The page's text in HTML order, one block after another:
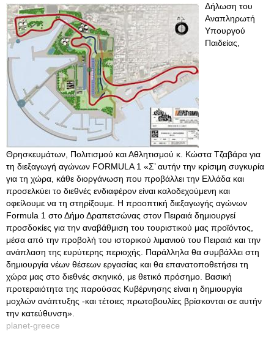
Δήλωση του
Αναπληρωτή
Υπουργού
Παιδείας,
Θρησκευμάτων, Πολιτισμού και Αθλητισμού κ. Κώστα Τζαβάρα για
τη διεξαγωγή αγώνων FORMULA 1 «Σ’ αυτήν την κρίσιμη συγκυρία
για τη χώρα, κάθε διοργάνωση που προβάλλει την Ελλάδα και
προσελκύει το διεθνές ενδιαφέρον είναι καλοδεχούμενη και
οφείλουμε να τη στηρίξουμε. Η προοπτική διεξαγωγής αγώνων
Formula 1 στο Δήμο Δραπετσώνας στον Πειραιά δημιουργεί
προσδοκίες για την αναβάθμιση του τουριστικού μας προϊόντος,
μέσα από την προβολή του ιστορικού λιμανιού του Πειραιά και την
ανάπλαση της ευρύτερης περιοχής. Παράλληλα θα συμβάλλει στη
δημιουργία νέων θέσεων εργασίας και θα επανατοποθετήσει τη
χώρα μας στο διεθνές σκηνικό, με θετικό πρόσημο. Βασική
προτεραιότητα της παρούσας Κυβέρνησης είναι η δημιουργία
μοχλών ανάπτυξης -και τέτοιες πρωτοβουλίες βρίσκονται σε αυτήν
την κατεύθυνση».
planet-greece